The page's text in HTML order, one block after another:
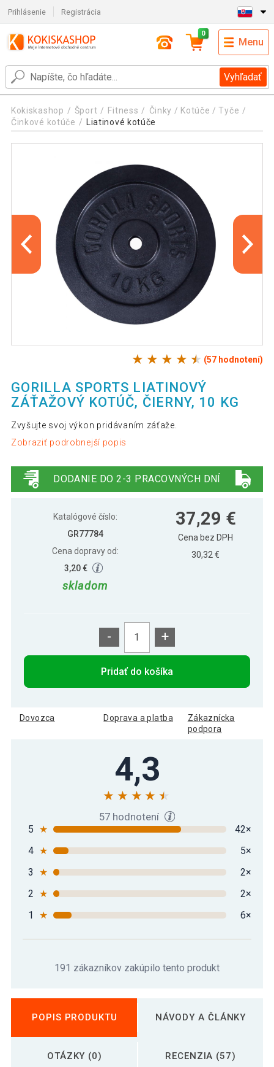
Prihlásenie Registrácia
Vyhľadať
0
Menu
Kokiskashop Šport Fitness
Činky / Kotúče / Tyče
Činkové kotúče
Liatinové kotúče
(57 hodnotení)
GORILLA SPORTS LIATINOVÝ
ZÁŤAŽOVÝ KOTÚČ, ČIERNY, 10 KG
Zvyšujte svoj výkon pridávaním záťaže.
Zobraziť podrobnejší popis
DODANIE DO 2-3 PRACOVNÝCH DNÍ
Katalógové číslo:
GR77784
Cena dopravy od:
3,20 €
skladom
37,29 €
Cena bez DPH
30,32 €
- +
Pridať do košíka
Dovozca Doprava a platba
Zákaznícka
podpora
4,3
57 hodnotení
5 ★
42×
4 ★
5×
3
★
2×
2 ★
2×
1
★ 6×
191 zákazníkov zakúpilo tento produkt
POPIS PRODUKTU NÁVODY A ČLÁNKY
OTÁZKY (0) RECENZIA (57)